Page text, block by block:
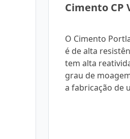
Cimento CP
O Cimento
é de alta
tem alta
grau de
a fabricação de